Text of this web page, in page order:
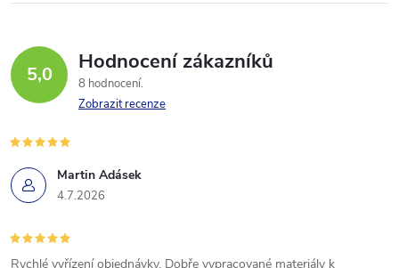
d
a
c
í
p
r
5,0 Hodnocení zákazníků
8 hodnocení
Zobrazit recenze
Martin Adásek
4.7.2026
Rychlé vyřízení objednávky. Dobře vypracované materiály k